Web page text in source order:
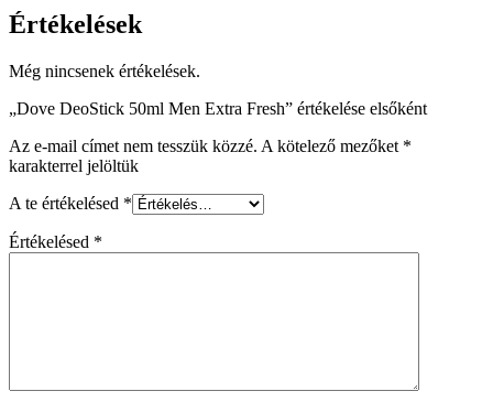
Értékelések
Még nincsenek értékelések.
„Dove DeoStick 50ml Men Extra Fresh” értékelése elsőként
Az e-mail címet nem tesszük közzé. A kötelező mezőket *
karakterrel jelöltük
A te értékelésed *
Értékelésed *